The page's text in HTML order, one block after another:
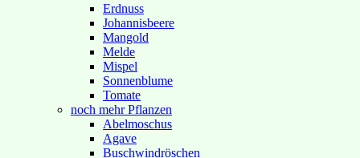
Erdnuss
Johannisbeere
Mangold
Melde
Mispel
Sonnenblume
Tomate
noch mehr Pflanzen
Abelmoschus
Agave
Buschwindröschen